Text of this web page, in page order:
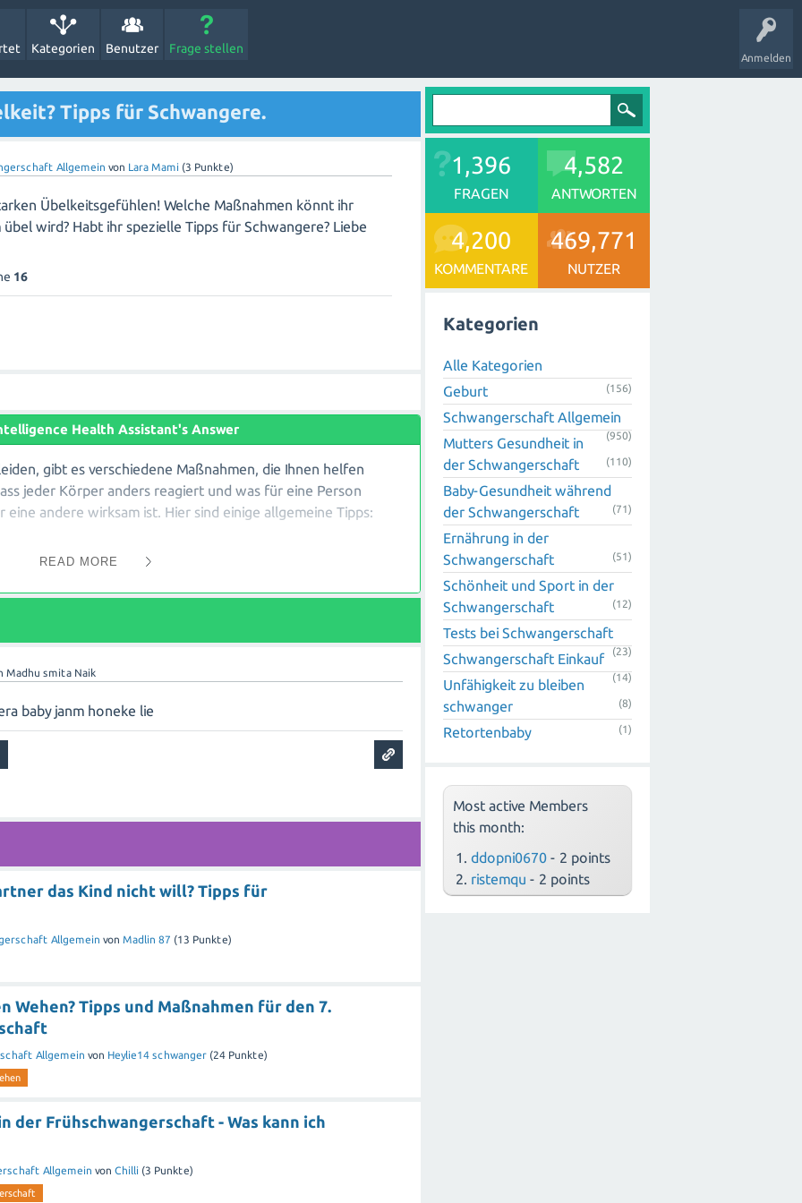
Anmelden
Kategorien Benutzer Frage stellen
Tipps für Schwangere.
Allgemein von Lara Mami (3 Punkte)
Übelkeitsgefühlen! Welche Maßnahmen könnt ihr
wird? Habt ihr spezielle Tipps für Schwangere? Liebe
16
Health Assistant's Answer
gibt es verschiedene Maßnahmen, die Ihnen helfen
jeder Körper anders reagiert und was für eine Person
andere wirksam ist. Hier sind einige allgemeine Tipps:
Mahlzeiten zu sich zu nehmen, versuchen Sie lieber
verteilt einzunehmen. Dies kann dazu beitragen, den Magen
reduzieren.
die Übelkeit auslösen können. Versuchen Sie
vorhanden sind und meiden Sie diese so gut wie möglich.
Dehydration kann Übelkeit verstärken. Achten Sie daher
zu nehmen. Probieren Sie verschiedene Getränke wie Wasser
können ebenfalls Übelkeit verursachen oder verstärken.
Entspannung, um Ihren Körper zu unterstützen.
bestimmte Punkte am Körper, deren Stimulation Übelkeit
der "Nei Guan"-Punkt, der sich etwa drei
befindet. Durch sanften Druck auf diesen Punkt können Sie
erfahren.
Tipps:
wie einen Cracker oder ein Stück Obst.
Speisen.
oder Keksen aus - Ingwer kann bei Übelkeit während der
Magen nicht unnötig zu belasten.
Medikamente gegen Übelkeit während der
READ MORE
Madhu smita Naik
baby janm honeke lie
das Kind nicht will? Tipps für
Allgemein von Madlin 87 (13 Punkte)
Wehen? Tipps und Maßnahmen für den 7.
Allgemein von Heylie14 schwanger (24 Punkte)
der Frühschwangerschaft - Was kann ich
Allgemein von Chilli (3 Punkte)
1,396
FRAGEN
4,582
ANTWORTEN
4,200
KOMMENTARE
469,771
NUTZER
Kategorien
Alle Kategorien
Geburt
(156)
Schwangerschaft Allgemein
(950)
Mutters Gesundheit in
der Schwangerschaft
(110)
Baby-Gesundheit während
der Schwangerschaft
(71)
Ernährung in der
Schwangerschaft
(51)
Schönheit und Sport in der
Schwangerschaft
(12)
Tests bei Schwangerschaft
(23)
Schwangerschaft Einkauf
(14)
Unfähigkeit zu bleiben
schwanger
(8)
Retortenbaby (1)
Most active Members
this month:
ddopni0670 - 2 points
ristemqu - 2 points